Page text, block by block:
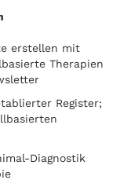
erstellen mit
Therapien
Register;
Diagnostik